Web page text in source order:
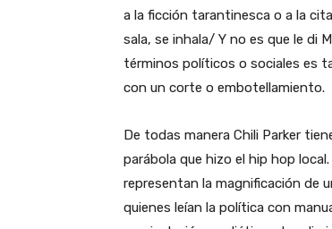
a la ficción tarantinesca o a la
sala, se inhala/ Y no es que le di
términos políticos o sociales es
con un corte o embotellamiento.
De todas manera Chili Parker
parábola que hizo el hip hop
representan la magnificación de
quienes leían la política con